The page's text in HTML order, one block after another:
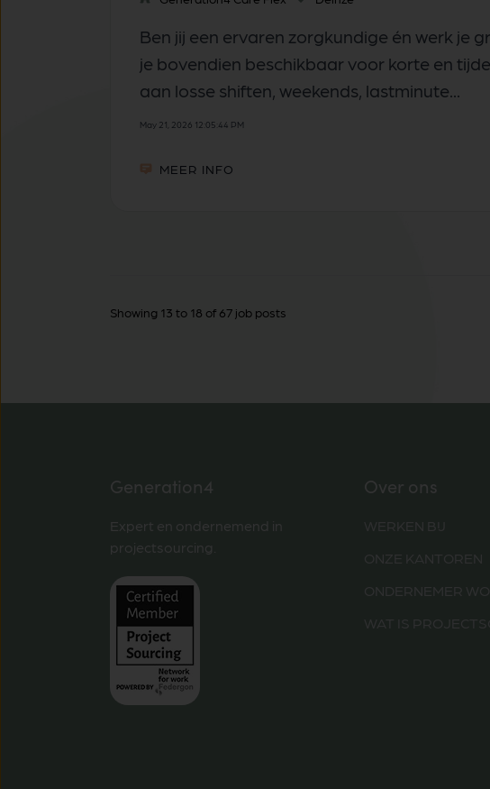
Ben jij een ervaren zorgkundige én werk je
je bovendien beschikbaar voor korte en
aan losse shiften, weekends, lastminute...
May 21, 2026 12:05:44 PM
MEER INFO
Showing 13 to 18 of 67 job posts
Generation4
Expert en ondernemend in
projectsourcing.
Over ons